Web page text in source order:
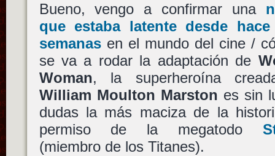
Bueno, vengo a confirmar una
que estaba latente desde
semanasen el mundo del cine /
se va a rodar la adaptación de
Woman, la superheroína
William Moulton Marston es sin
dudas la más maciza de la
permiso de la megatodo
(miembro de los Titanes).